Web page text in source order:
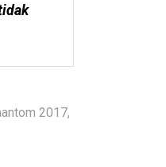
2017,